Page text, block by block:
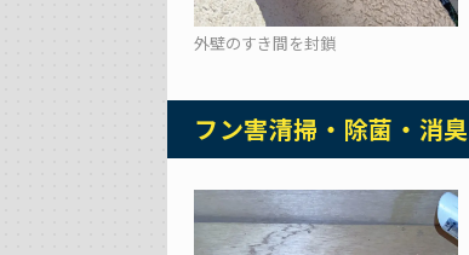
外壁のすき間を封鎖
フン害清掃・除菌・消臭